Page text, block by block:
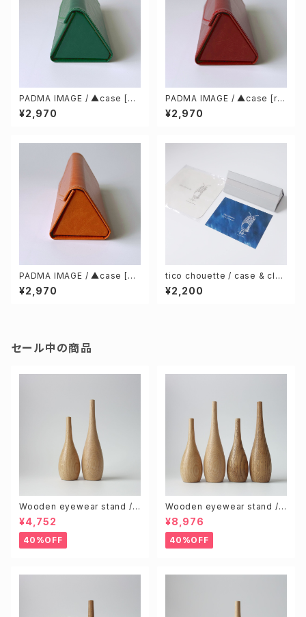
PADMA IMAGE / ▲case [Gr
een] & cleaning cloth
¥2,970
PADMA IMAGE / ▲case [re
d] & cleaning cloth
¥2,970
PADMA IMAGE / ▲case [ca
ramel] & cleaning cloth
¥2,970
tico chouette / case & clea
ning cloth
¥2,200
セール中の商品
Wooden eyewear stand /
Natural (S & L size 2pcs)
¥4,752
40%OFF
Wooden eyewear stand /
Natural & Brown (S & L 4pc
s)
¥8,976
40%OFF